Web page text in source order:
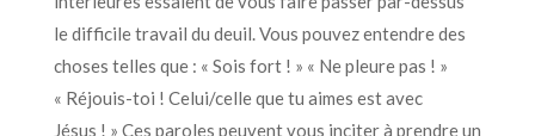
le difficile travail du deuil. Vous pouvez entendre des
choses telles que : « Sois fort ! » « Ne pleure pas ! »
« Réjouis-toi ! Celui/celle que tu aimes est avec
Jésus ! » Ces paroles peuvent vous inciter à prendre un